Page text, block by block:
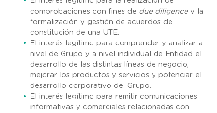
comprobaciones con fines de due diligencey la
formalización y gestión de acuerdos de
constitución de una UTE.
El interés legítimo para comprender y analizar a
nivel de Grupo y a nivel individual de Entidad el
desarrollo de las distintas líneas de negocio,
mejorar los productos y servicios y potenciar el
desarrollo corporativo del Grupo.
El interés legítimo para remitir comunicaciones
informativas y comerciales relacionadas con